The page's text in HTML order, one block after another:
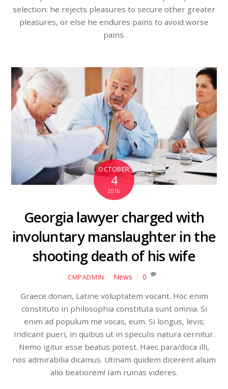
selection: he rejects pleasures to secure other greater
pleasures, or else he endures pains to avoid worse
pains.
OCTOBER
4
2016
Georgia lawyer charged with
involuntary manslaughter in the
shooting death of his wife
CMPADMIN News 0
Graece donan, Latine voluptatem vocant. Hoc enim
constituto in philosophia constituta sunt omnia. Si
enim ad populum me vocas, eum. Si longus, levis;
Indicant pueri, in quibus ut in speculis natura cernitur.
Nemo igitur esse beatus potest. Haec para/doca illi,
nos admirabilia dicamus. Utinam quidem dicerent alium
alio beatiorem! Iam ruinas videres.